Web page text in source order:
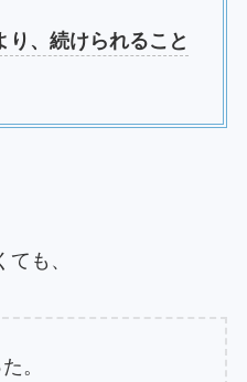
り、続けられること
も、
。